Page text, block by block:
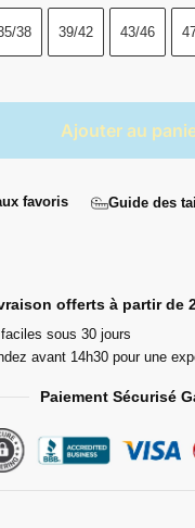
38 39/42 43/46
Ajouter au
favoris Guide des
offerts à partir de
sous 30 jours
avant 14h30 pour une
Paiement Sécurisé